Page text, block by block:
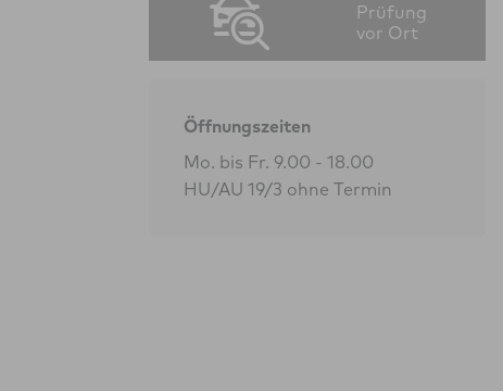
Prüfung
vor Ort
Öffnungszeiten
Mo. bis Fr. 9.00 - 18.00
HU/AU 19/3 ohne Termin